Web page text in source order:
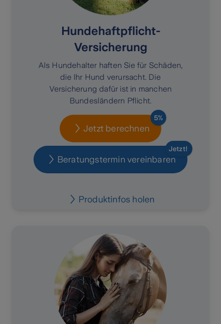
Hundehaftpflicht-
Versicherung
Als Hundehalter haften Sie für Schäden,
die Ihr Hund verursacht. Die
Versicherung dafür ist in manchen
Bundesländern Pflicht.
Jetzt berechnen
5%
Beratungstermin vereinbaren
Jetzt!
Produktinfos holen